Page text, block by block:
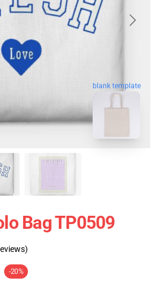
blank template
Bag TP0509
-20%